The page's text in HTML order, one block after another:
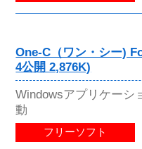
One-C（ワン・シー)
4公開 2,876K)
Windowsアプリケーシ
動
フリーソフト